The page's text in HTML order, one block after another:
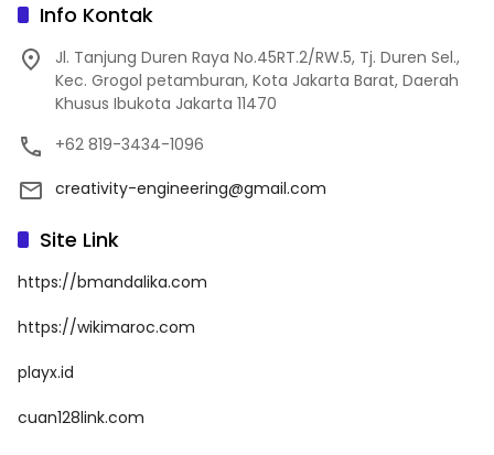
Info Kontak
Jl. Tanjung Duren Raya No.45RT.2/RW.5, Tj. Duren Sel.,
Kec. Grogol petamburan, Kota Jakarta Barat, Daerah
Khusus Ibukota Jakarta 11470
+62 819-3434-1096
creativity-engineering@gmail.com
Site Link
https://bmandalika.com
https://wikimaroc.com
playx.id
cuan128link.com